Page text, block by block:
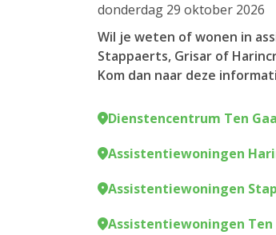
donderdag 29 oktober 2026
Wil je weten of wonen in
Stappaerts, Grisar of
Kom dan naar deze
Dienstencentrum Ten
Assistentiewoningen
Assistentiewoningen
Assistentiewoningen Ten